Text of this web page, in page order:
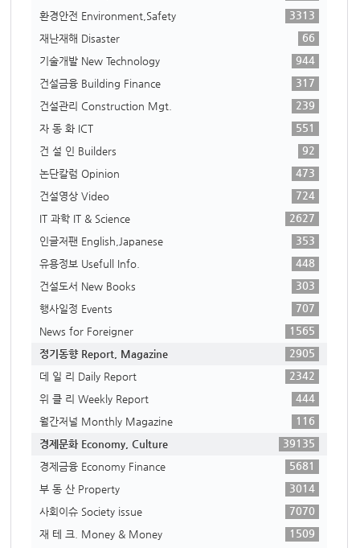
환경안전 Environment,Safety
3313
재난재해 Disaster
66
기술개발 New Technology
944
건설금융 Building Finance
317
건설관리 Construction Mgt.
239
자 동 화 ICT
551
건 설 인 Builders
92
논단칼럼 Opinion
473
건설영상 Video
724
IT 과학 IT & Science
2627
인글저팬 English,Japanese
353
유용정보 Usefull Info.
448
건설도서 New Books
303
행사일정 Events
707
News for Foreigner
1565
정기동향 Report, Magazine
2905
데 일 리 Daily Report
2342
위 클 리 Weekly Report
444
월간저널 Monthly Magazine
116
경제문화 Economy, Culture
39135
경제금융 Economy Finance
5681
부 동 산 Property
3014
사회이슈 Society issue
7070
재 테 크. Money & Money
1509